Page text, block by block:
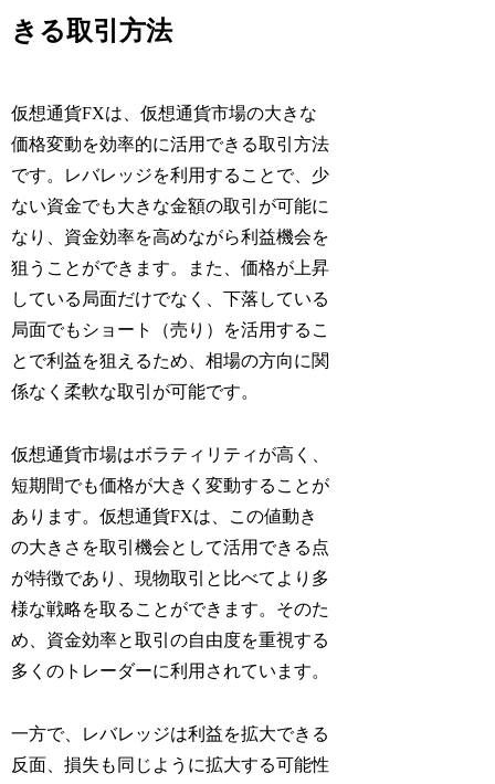
きる取引方法
仮想通貨FXは、仮想通貨市場の大きな
価格変動を効率的に活用できる取引方法
です。レバレッジを利用することで、少
ない資金でも大きな金額の取引が可能に
なり、資金効率を高めながら利益機会を
狙うことができます。また、価格が上昇
している局面だけでなく、下落している
局面でもショート（売り）を活用するこ
とで利益を狙えるため、相場の方向に関
係なく柔軟な取引が可能です。
仮想通貨市場はボラティリティが高く、
短期間でも価格が大きく変動することが
あります。仮想通貨FXは、この値動き
の大きさを取引機会として活用できる点
が特徴であり、現物取引と比べてより多
様な戦略を取ることができます。そのた
め、資金効率と取引の自由度を重視する
多くのトレーダーに利用されています。
一方で、レバレッジは利益を拡大できる
反面、損失も同じように拡大する可能性